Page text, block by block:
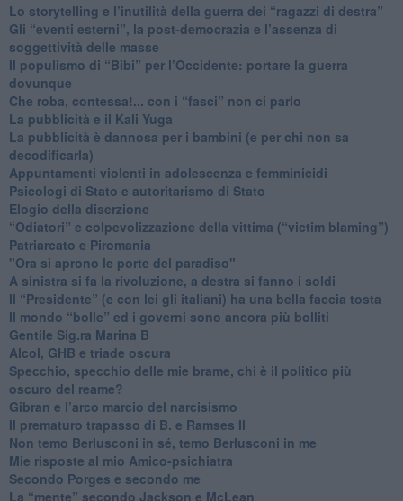
​Lo storytelling e l’inutilità della guerra dei “ragazzi di destra”
​Gli “eventi esterni”, la post-democrazia e l’assenza di
soggettività delle masse
​Il populismo di “Bibi” per l’Occidente: portare la guerra
dovunque
​Che roba, contessa!... con i “fasci” non ci parlo
La pubblicità e il Kali Yuga
​La pubblicità è dannosa per i bambini (e per chi non sa
decodificarla)
​Appuntamenti violenti in adolescenza e femminicidi
​Psicologi di Stato e autoritarismo di Stato
Elogio della diserzione
“Odiatori” e colpevolizzazione della vittima (“victim blaming”)
​Patriarcato e Piromania
"Ora si aprono le porte del paradiso"
​A sinistra si fa la rivoluzione, a destra si fanno i soldi
​Il “Presidente” (e con lei gli italiani) ha una bella faccia tosta
​Il mondo “bolle” ed i governi sono ancora più bolliti
​Gentile Sig.ra Marina B
​Alcol, GHB e triade oscura
​Specchio, specchio delle mie brame, chi è il politico più
oscuro del reame?
​Gibran e l’arco marcio del narcisismo
​Il prematuro trapasso di B. e Ramses II
​Non temo Berlusconi in sé, temo Berlusconi in me
​Mie risposte al mio Amico-psichiatra
​Secondo Porges e secondo me
​La “mente” secondo Jackson e McLean